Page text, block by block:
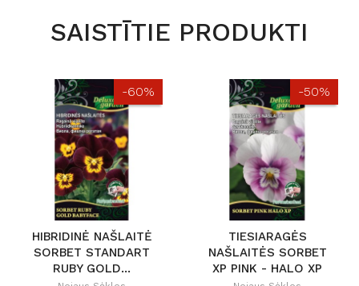
SAISTĪTIE PRODUKTI
-60%
HIBRIDINĖ NAŠLAITĖ
SORBET STANDART
RUBY GOLD...
-50%
TIESIARAGĖS
NAŠLAITĖS SORBET
XP PINK - HALO XP